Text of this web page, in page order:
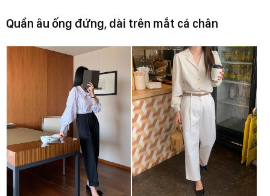
Quần âu ống đứng, dài trên mắt cá chân